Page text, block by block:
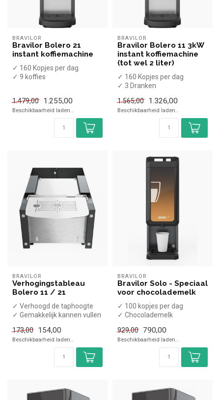
BRAVILOR
Bravilor Bolero 21
instant koffiemachine
✓ 160 Kopjes per dag
✓ 9 koffies
✓ 230...
1.479,00 1.255,00
Beschikbaarheid laden..
BRAVILOR
Bravilor Bolero 11 3kW
instant koffiemachine
(tot wel 2 liter)
✓ 160 Kopjes per dag
✓ 3 Dranken
✓ Vaste wateraansluiting
✓ ...
1.565,00 1.326,00
Beschikbaarheid laden..
BRAVILOR
Verhogingstableau
Bolero 11 / 21
✓ Verhoogd de taphoogte
✓ Gemakkelijk kannen vullen
173,00
154,00
Beschikbaarheid laden..
BRAVILOR
Bravilor Solo - Speciaal
voor chocolademelk
✓ 100 kopjes per dag
✓ Chocolademelk
✓ 230V
929,00 790,00
Beschikbaarheid laden..